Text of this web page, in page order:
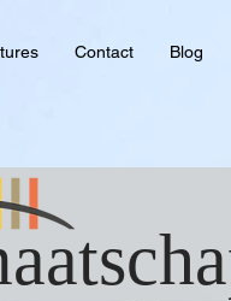
Contact Blog